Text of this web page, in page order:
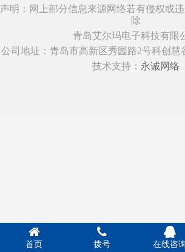
声明：网上部分信息来源网络若有侵权或
除
青岛艾尔玛电子科技有限
公司地址：青岛市高新区秀园路2号科创慧
技术支持： 永诚网络
首页 拨号 在线咨